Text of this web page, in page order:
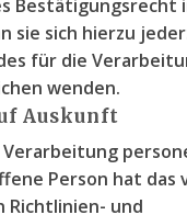
Bestätigungsrecht
sie sich hierzu
für die
wenden.
Auskunft
Verarbeitung
Person hat das
Richtlinien- und